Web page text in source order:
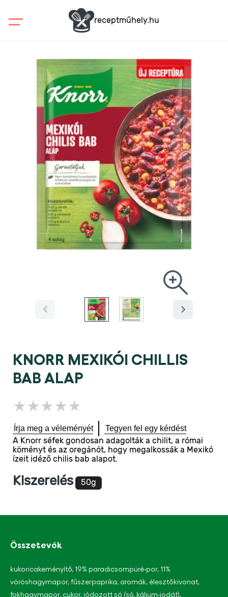
receptműhely.hu
KNORR MEXIKÓI CHILLIS
BAB ALAP
Nem
küldtek
értékelést
ehhez
a(z)
product
Írja meg a véleményét Tegyen fel egy kérdést
A Knorr séfek gondosan adagolták a chilit, a római
köményt és az oregánót, hogy megalkossák a Mexikó
ízeit idéző chilis bab alapot.
Kiszerelés 50g
Összetevők
kukoricakeményítő, 19% paradicsompüré-por, 11%
vöröshagymapor, fűszerpaprika, aromák, élesztőkivonat,
fokhagymapor, cukor, jódozott só (só, kálium-jodát),